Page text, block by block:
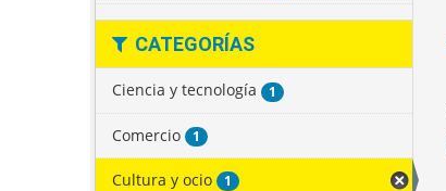
CATEGORÍAS
Ciencia y tecnología 1
Comercio 1
Cultura y ocio 1